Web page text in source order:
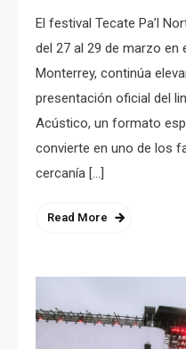
El festival Tecate Pa’l
del 27 al 29 de marzo en
Monterrey, continúa
presentación oficial del
Acústico, un formato
convierte en uno de los
cercanía […]
Read More